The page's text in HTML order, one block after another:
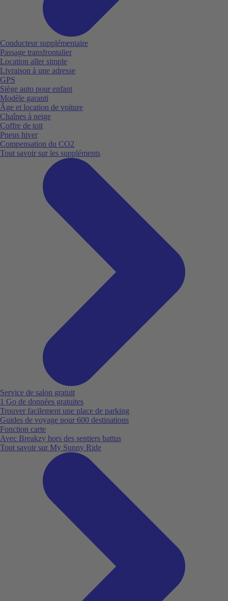
Conducteur supplémentaire
Passage transfrontalier
Location aller simple
Livraison à une adresse
GPS
Siège auto pour enfant
Modèle garanti
Âge et location de voiture
Chaînes à neige
Coffre de toit
Pneus hiver
Compensation du CO2
Tout savoir sur les suppléments
Service de salon gratuit
1 Go de données gratuites
Trouver facilement une place de parking
Guides de voyage pour 600 destinations
Fonction carte
Avec Breakzy hors des sentiers battus
Tout savoir sur My Sunny Ride